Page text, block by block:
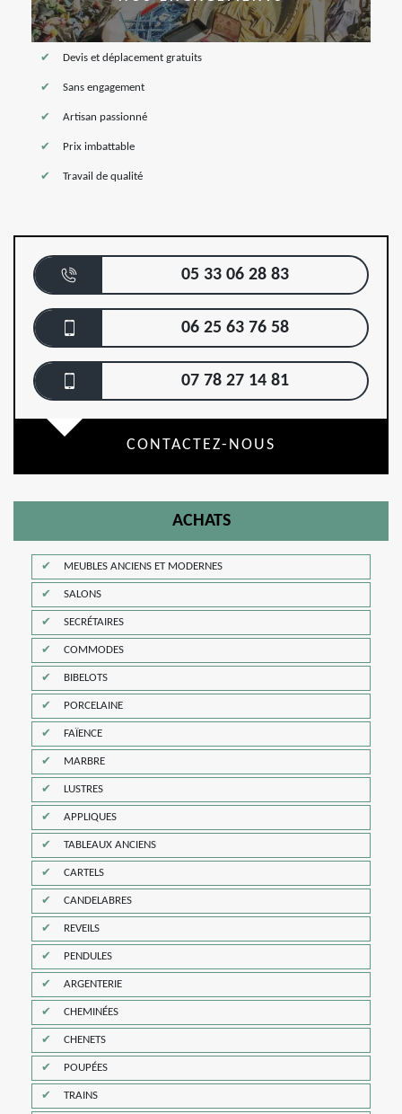
Devis et déplacement gratuits
Sans engagement
Artisan passionné
Prix imbattable
Travail de qualité
05 33 06 28 83
06 25 63 76 58
07 78 27 14 81
CONTACTEZ-NOUS
ACHATS
MEUBLES ANCIENS ET MODERNES
SALONS
SECRÉTAIRES
COMMODES
BIBELOTS
PORCELAINE
FAÏENCE
MARBRE
LUSTRES
APPLIQUES
TABLEAUX ANCIENS
CARTELS
CANDELABRES
REVEILS
PENDULES
ARGENTERIE
CHEMINÉES
CHENETS
POUPÉES
TRAINS